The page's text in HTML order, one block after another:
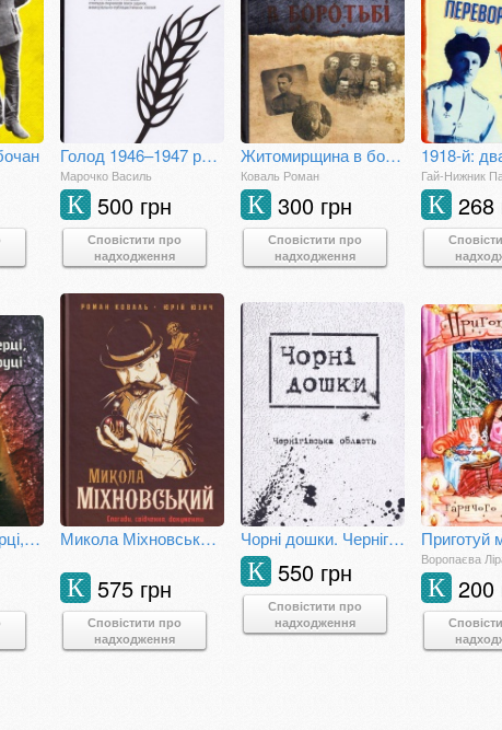
Голод 1946–1947 рр. в Україні: колективна пам’ять
Марочко Василь
500 грн
К
Сповістити про
надходження
Житомирщина в боротьбі
Коваль Роман
300 грн
К
Сповістити про
надходження
Гай-Нижник
268
К
З Україною в серці, з шаблею в руці Микола Міхновський (SVASTONE Edition)
575 грн
К
Сповістити про
надходження
Чорні дошки. Чернігівська область
550 грн
К
Сповістити про
надходження
Воропаєва
200
К